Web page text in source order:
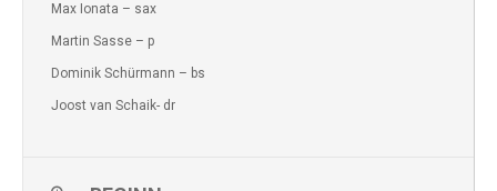
Max Ionata – sax
Martin Sasse – p
Dominik Schürmann – bs
Joost van Schaik- dr